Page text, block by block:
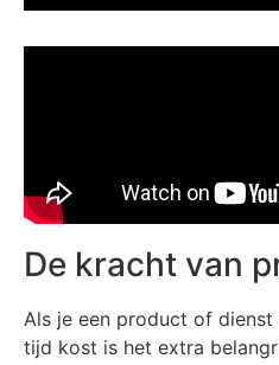
De kracht van
Als je een product of
tijd kost is het extra